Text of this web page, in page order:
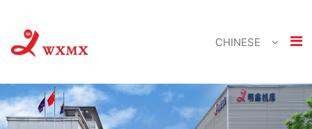
CHINESE